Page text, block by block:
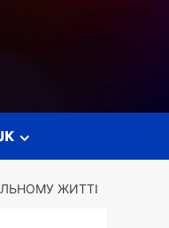
ЖИТТІ